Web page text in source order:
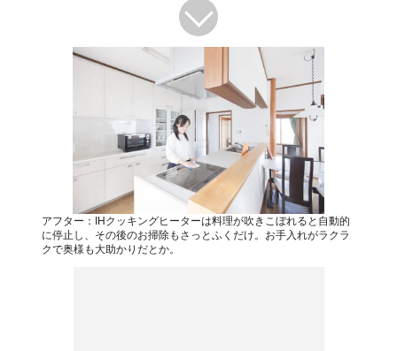
アフター：IHクッキングヒーターは料理が吹きこぼれると自動的
に停止し、その後のお掃除もさっとふくだけ。お手入れがラクラ
クで奥様も大助かりだとか。